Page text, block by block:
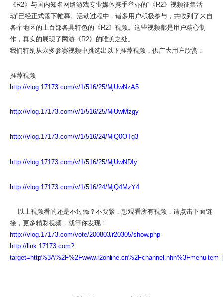
《R2》与国内知名网络游戏专业媒体携手举办的“《R2》视频征集活
动”已经正式落下帷幕。活动过程中，诸多用户积极参与，共收到了来自
各个地区的上百部各具特色的《R2》视频。这些视频都是用户精心制
作，真实的展现了网游《R2》的唯美之处。
我们特别从众多参赛视频中挑选出以下推荐视频，供广大用户欣赏：
推荐视频
http://vlog.17173.com/v/1/516/25/MjUwNzA5
http://vlog.17173.com/v/1/516/25/MjUwMzgy
http://vlog.17173.com/v/1/516/24/MjQ0OTg3
http://vlog.17173.com/v/1/516/25/MjUwNDIy
http://vlog.17173.com/v/1/516/24/MjQ4MzY4
以上视频看的还是不过瘾？不要紧，想观看所有视频，请点击下面链
接，更多精彩视频，就等你发现！
http://vlog.17173.com/vote/200803/r20305/show.php
http://link.17173.com?